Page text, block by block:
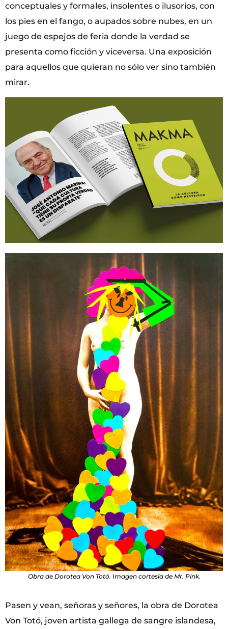
conceptuales y formales, insolentes o ilusorios, con
los pies en el fango, o aupados sobre nubes, en un
juego de espejos de feria donde la verdad se
presenta como ficción y viceversa. Una exposición
para aquellos que quieran no sólo ver sino también
mirar.
Obra de Dorotea Von Totó. Imagen cortesía de Mr. Pink.
Pasen y vean, señoras y señores, la obra de Dorotea
Von Totó, joven artista gallega de sangre islandesa,